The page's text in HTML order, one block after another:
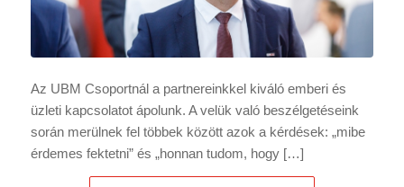
Az UBM Csoportnál a partnereinkkel kiváló emberi és
üzleti kapcsolatot ápolunk. A velük való beszélgetéseink
során merülnek fel többek között azok a kérdések: „mibe
érdemes fektetni” és „honnan tudom, hogy […]